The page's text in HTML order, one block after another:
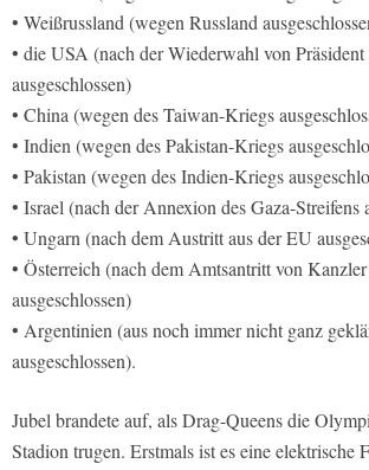
• Weißrussland (wegen Russland
• die USA (nach der Wiederwahl von
ausgeschlossen)
• China (wegen des Taiwan-Kriegs
• Indien (wegen des Pakistan-Kriegs
• Pakistan (wegen des Indien-Kriegs
• Israel (nach der Annexion des Gaza-Streifens
• Ungarn (nach dem Austritt aus der EU
• Österreich (nach dem Amtsantritt von
ausgeschlossen)
• Argentinien (aus noch immer nicht ganz
ausgeschlossen).
Jubel brandete auf, als Drag-Queens die
Stadion trugen. Erstmals ist es eine elektrische